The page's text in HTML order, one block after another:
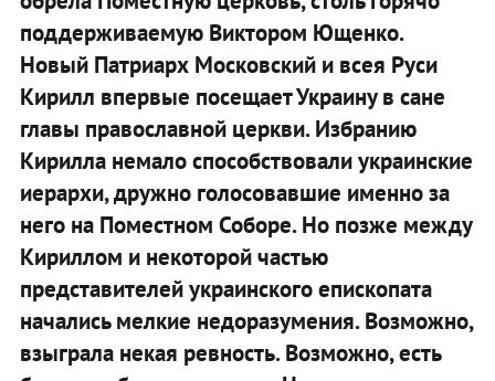
поддерживаемую Виктором Ющенко.
Новый Патриарх Московский и всея Руси
Кирилл впервые посещает Украину в сане
главы православной церкви. Избранию
Кирилла немало способствовали украинские
иерархи, дружно голосовавшие именно за
него на Поместном Соборе. Но позже между
Кириллом и некоторой частью
представителей украинского епископата
начались мелкие недоразумения. Возможно,
взыграла некая ревность. Возможно, есть